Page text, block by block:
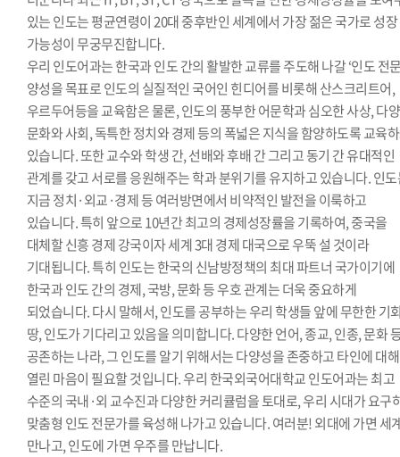
있는 인도는 평균연령이 20대 중후반인 세계에서 가장 젊은 국가로 성장
가능성이 무궁무진합니다.
우리 인도어과는 한국과 인도 간의 활발한 교류를 주도해 나갈 ‘인도 전
양성을 목표로 인도의 실질적인 국어인 힌디어를 비롯해 산스크리트어,
우르두어등을 교육함은 물론, 인도의 풍부한 어문학과 심오한 사상, 다
문화와 사회, 독특한 정치와 경제 등의 폭넓은 지식을 함양하도록 교육
있습니다. 또한 교수와 학생 간, 선배와 후배 간 그리고 동기 간 유대적인
관계를 갖고 서로를 응원해주는 학과 분위기를 유지하고 있습니다. 인
지금 정치·외교·경제 등 여러방면에서 비약적인 발전을 이룩하고
있습니다. 특히 앞으로 10년간 최고의 경제성장률을 기록하여, 중국을
대체할 신흥 경제 강국이자 세계 3대 경제 대국으로 우뚝 설 것이라
기대됩니다. 특히 인도는 한국의 신남방정책의 최대 파트너 국가이기에
한국과 인도 간의 경제, 국방, 문화 등 우호 관계는 더욱 중요하게
되었습니다. 다시 말해서, 인도를 공부하는 우리 학생들 앞에 무한한 기
땅, 인도가 기다리고 있음을 의미합니다. 다양한 언어, 종교, 인종, 문화
공존하는 나라, 그 인도를 알기 위해서는 다양성을 존중하고 타인에 대해
열린 마음이 필요할 것입니다. 우리 한국외국어대학교 인도어과는 최고
수준의 국내·외 교수진과 다양한 커리큘럼을 토대로, 우리 시대가 요구
맞춤형 인도 전문가를 육성해 나가고 있습니다. 여러분! 외대에 가면 세
만나고, 인도에 가면 우주를 만납니다.